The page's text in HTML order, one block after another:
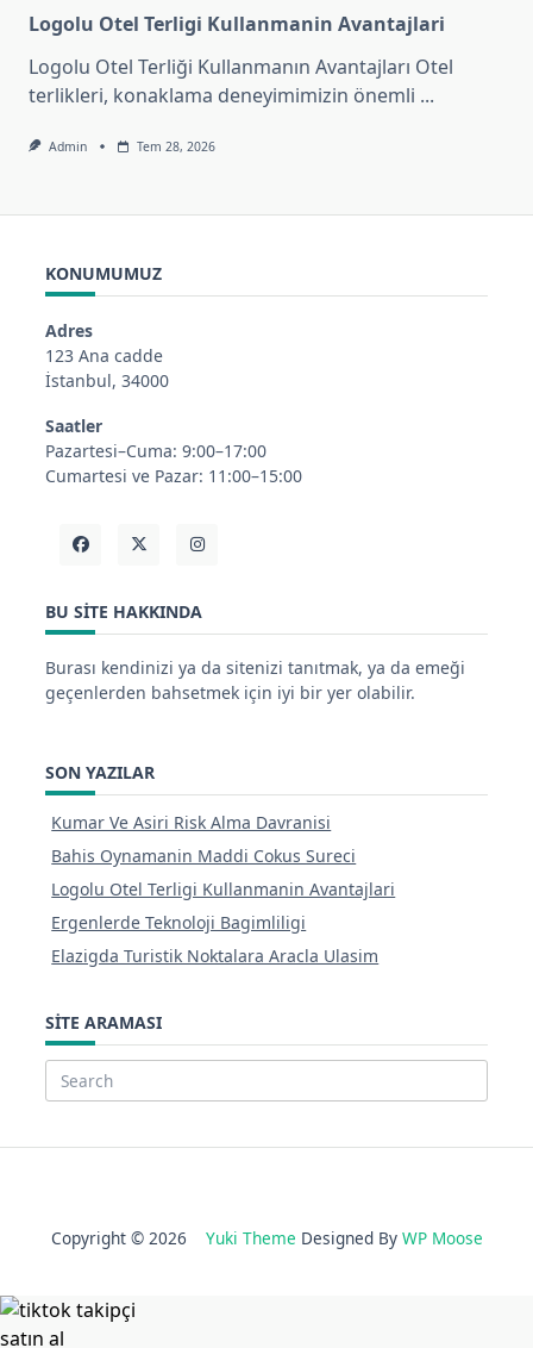
Logolu Otel Terligi Kullanmanin Avantajlari
Logolu Otel Terliği Kullanmanın Avantajları Otel
terlikleri, konaklama deneyimimizin önemli ...
Admin Tem 28, 2026
KONUMUMUZ
Adres
123 Ana cadde
İstanbul, 34000
Saatler
Pazartesi–Cuma: 9:00–17:00
Cumartesi ve Pazar: 11:00–15:00
BU SITE HAKKINDA
Burası kendinizi ya da sitenizi tanıtmak, ya da emeği
geçenlerden bahsetmek için iyi bir yer olabilir.
SON YAZILAR
Kumar Ve Asiri Risk Alma Davranisi
Bahis Oynamanin Maddi Cokus Sureci
Logolu Otel Terligi Kullanmanin Avantajlari
Ergenlerde Teknoloji Bagimliligi
Elazigda Turistik Noktalara Aracla Ulasim
SITE ARAMASI
Search
Copyright © 2026 Yuki Theme Designed By WP Moose